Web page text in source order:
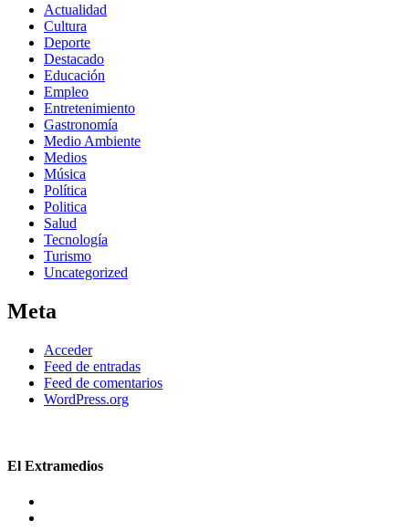
Actualidad
Cultura
Deporte
Destacado
Educación
Empleo
Entretenimiento
Gastronomía
Medio Ambiente
Medios
Música
Política
Politica
Salud
Tecnología
Turismo
Uncategorized
Meta
Acceder
Feed de entradas
Feed de comentarios
WordPress.org
El Extramedios